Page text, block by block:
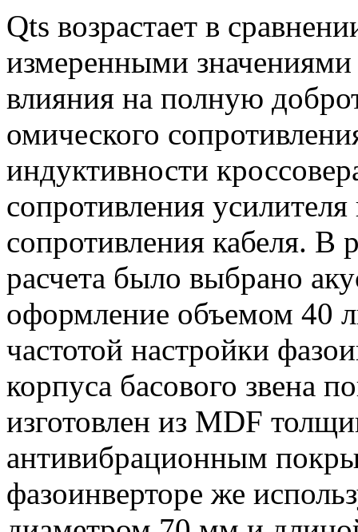
Qts возрастает в
измеренными значениями
влияния на полную
омического
индуктивности
сопротивления усилителя
сопротивления кабеля. В
расчета было выбрано
оформление объемом 40
частотой настройки
корпуса басового звена
изготовлен из MDF
антивибрационным
фазоинверторе же